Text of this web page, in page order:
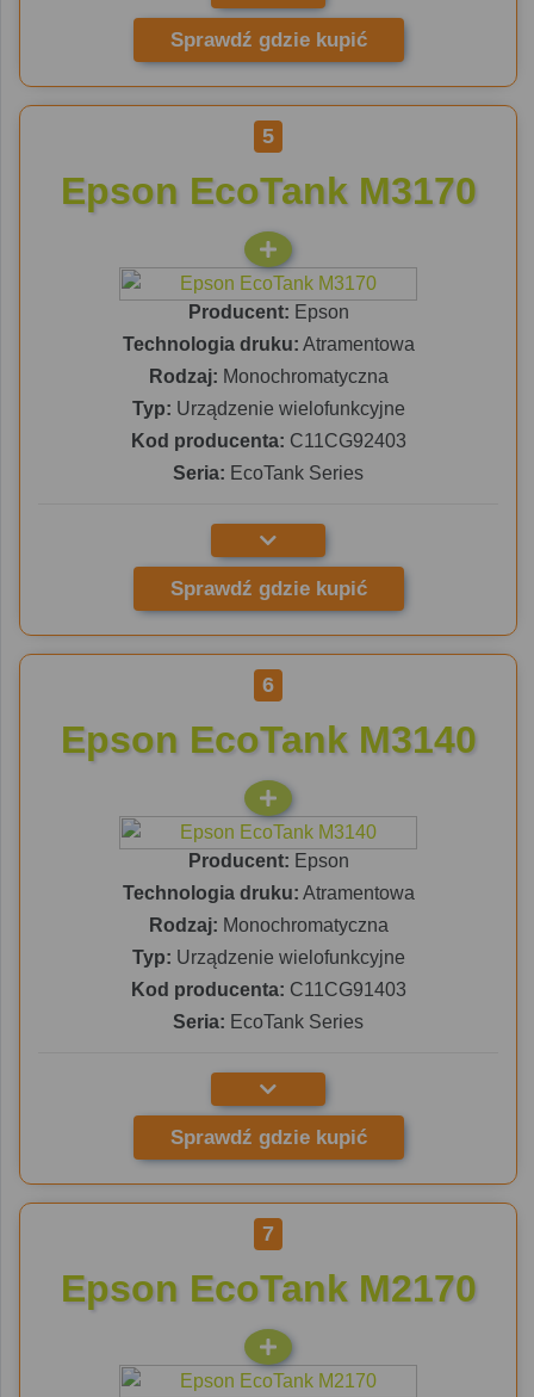
Sprawdź gdzie kupić
5
Epson EcoTank M3170
Producent: Epson
Technologia druku: Atramentowa
Rodzaj: Monochromatyczna
Typ: Urządzenie wielofunkcyjne
Kod producenta: C11CG92403
Seria: EcoTank Series
Sprawdź gdzie kupić
6
Epson EcoTank M3140
Producent: Epson
Technologia druku: Atramentowa
Rodzaj: Monochromatyczna
Typ: Urządzenie wielofunkcyjne
Kod producenta: C11CG91403
Seria: EcoTank Series
Sprawdź gdzie kupić
7
Epson EcoTank M2170